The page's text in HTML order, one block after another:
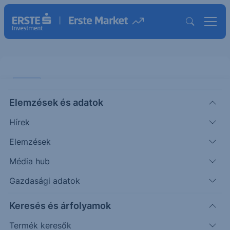
Elemzések és adatok
Hírek
Elemzések
Média hub
Gazdasági adatok
Keresés és árfolyamok
Termék keresők
lokális csúcs jelentette támaszszintre, onnan
azonban felfelé fordult az árfolyam. A Richter...